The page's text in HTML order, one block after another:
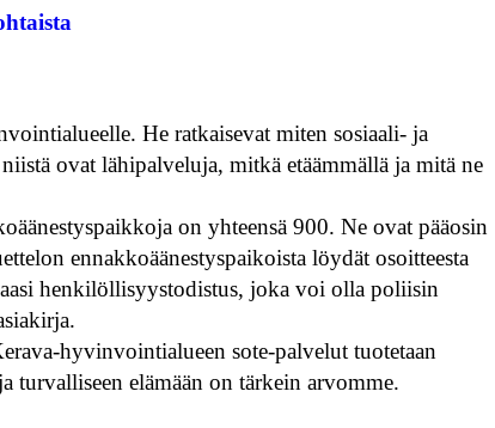
He ratkaisevat miten sosiaali- ja
ovat lähipalveluja, mitkä etäämmällä ja mitä ne
on yhteensä 900. Ne ovat pääosin
ennakkoäänestyspaikoista löydät osoitteesta
henkilöllisyystodistus, joka voi olla poliisin
hyvinvointialueen sote-palvelut tuotetaan
turvalliseen elämään on tärkein arvomme.